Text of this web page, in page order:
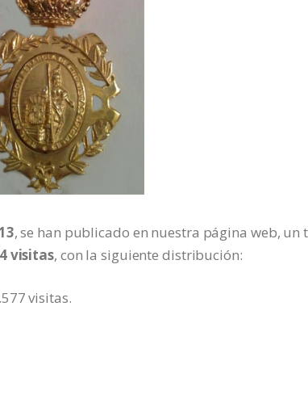
, se han publicado en nuestra página web, un
visitas, con la siguiente distribución:
visitas.